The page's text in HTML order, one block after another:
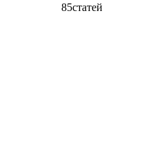
85статей